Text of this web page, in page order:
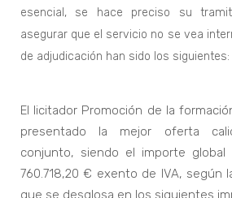
esencial, se hace preciso su
asegurar que el servicio no se vea
de adjudicación han sido los siguientes:
El licitador Promoción de la
presentado la mejor oferta
conjunto, siendo el importe global
760.718,20 € exento de IVA, según
que se desglosa en los siguientes